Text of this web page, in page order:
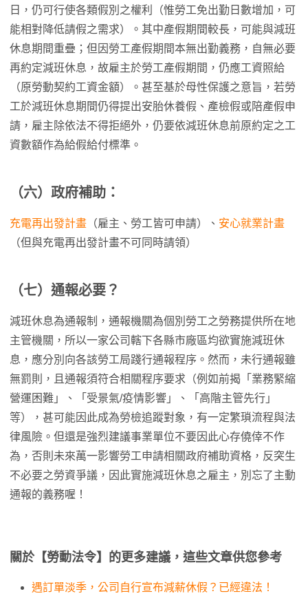
日，仍可行使各類假別之權利（惟勞工免出勤日數增加，可
能相對降低請假之需求）。其中產假期間較長，可能與減班
休息期間重疊；但因勞工產假期間本無出勤義務，自無必要
再約定減班休息，故雇主於勞工產假期間，仍應工資照給
（原勞動契約工資金額）。甚至基於母性保護之意旨，若勞
工於減班休息期間仍得提出安胎休養假、產檢假或陪產假申
請，雇主除依法不得拒絕外，仍要依減班休息前原約定之工
資數額作為給假給付標準。
（六）政府補助：
充電再出發計畫 （雇主、勞工皆可申請）、 安心就業計畫
（但與充電再出發計畫不可同時請領）
（七）通報必要？
減班休息為通報制，通報機關為個別勞工之勞務提供所在地
主管機關，所以一家公司轄下各縣市廠區均欲實施減班休
息，應分別向各該勞工局踐行通報程序。然而，未行通報雖
無罰則，且通報須符合相關程序要求（例如前揭「業務緊縮
營運困難」、「受景氣/疫情影響」、「高階主管先行」
等），甚可能因此成為勞檢追蹤對象，有一定繁瑣流程與法
律風險。但還是強烈建議事業單位不要因此心存僥倖不作
為，否則未來萬一影響勞工申請相關政府補助資格，反突生
不必要之勞資爭議，因此實施減班休息之雇主，別忘了主動
通報的義務喔！
關於【勞動法令】的更多建議，這些文章供您參考
遇訂單淡季，公司自行宣布減薪休假？已經違法！